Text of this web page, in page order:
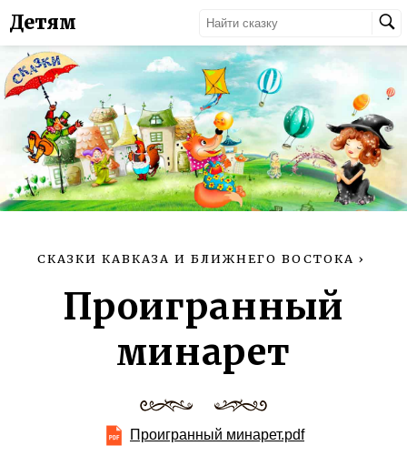
Детям
СКАЗКИ КАВКАЗА И БЛИЖНЕГО ВОСТОКА ›
Проигранный
минарет
Проигранный минарет.pdf